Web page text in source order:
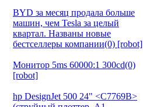
BYD за месяц продала больше
машин, чем Tesla за целый
квартал. Названы новые
бестселлеры компании(0) [robot]
Монитор 5ms 60000:1 300cd(0)
[robot]
hp DesignJet 500 24" <C7769B>